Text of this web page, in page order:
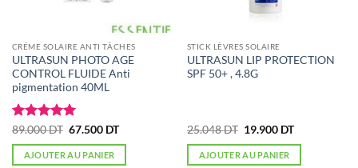
CRÉME SOLAIRE ANTI TÂCHES
ULTRASUN PHOTO AGE
CONTROL FLUIDE Anti
pigmentation 40ML
Note5sur
5
89.000DT Le
initial
était :
67.500 DTLe
actuel
AJOUTER AU PANIER
STICK LÈVRES SOLAIRE
ULTRASUN LIP PROTECTION
SPF 50+ , 4.8G
25.048DT Le
initial
était :
19.900 DTLe
actuel
AJOUTER AU PANIER